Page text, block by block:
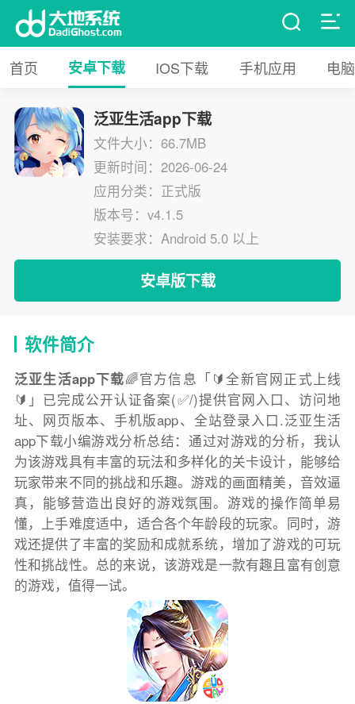
首页 安卓下载 IOS下载 手机应用 电
泛亚生活app下载
文件大小：66.7MB
更新时间：2026-06-24
应用分类：正式版
版本号：v4.1.5
安装要求：Android 5.0 以上
安卓版下载
软件简介
泛亚生活app下载🌈官方信息「🔰全新官网正式上线
🔰」已完成公开认证备案(✅/)提供官网入口、访问地
址、网页版本、手机版app、全站登录入口.泛亚生活
app下载小编游戏分析总结：通过对游戏的分析，我认
为该游戏具有丰富的玩法和多样化的关卡设计，能够给
玩家带来不同的挑战和乐趣。游戏的画面精美，音效逼
真，能够营造出良好的游戏氛围。游戏的操作简单易
懂，上手难度适中，适合各个年龄段的玩家。同时，游
戏还提供了丰富的奖励和成就系统，增加了游戏的可玩
性和挑战性。总的来说，该游戏是一款有趣且富有创意
的游戏，值得一试。